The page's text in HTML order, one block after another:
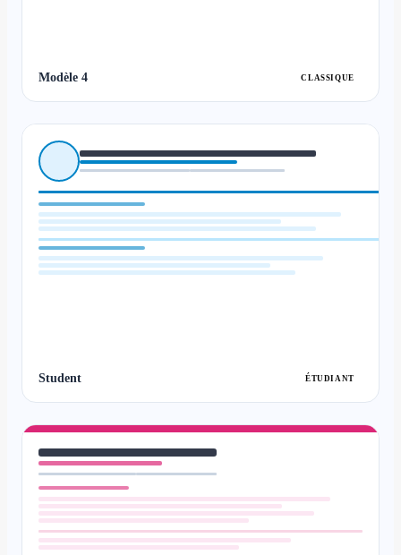
Modèle 4 CLASSIQUE
Student ÉTUDIANT